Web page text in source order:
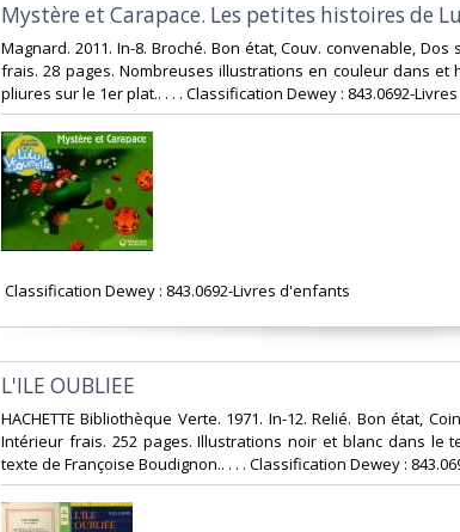
‎Mystère et Carapace. Les petites histoires de
‎Magnard. 2011. In-8. Broché. Bon état, Couv. convenable,
frais. 28 pages. Nombreuses illustrations en couleur dans et
pliures sur le 1er plat.. . . . Classification Dewey : 843.0692-
‎ Classification Dewey : 843.0692-Livres d'enfants‎
‎L'ILE OUBLIEE‎
‎HACHETTE Bibliothèque Verte. 1971. In-12. Relié. Bon état,
Intérieur frais. 252 pages. Illustrations noir et blanc dans le
texte de Françoise Boudignon.. . . . Classification Dewey :